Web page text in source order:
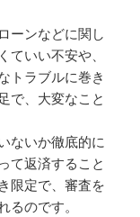
ーンなどに関し
いい不安や、
トラブルに巻き
で、大変なこと
ないか徹底的に
て返済すること
限定で、審査を
のです。